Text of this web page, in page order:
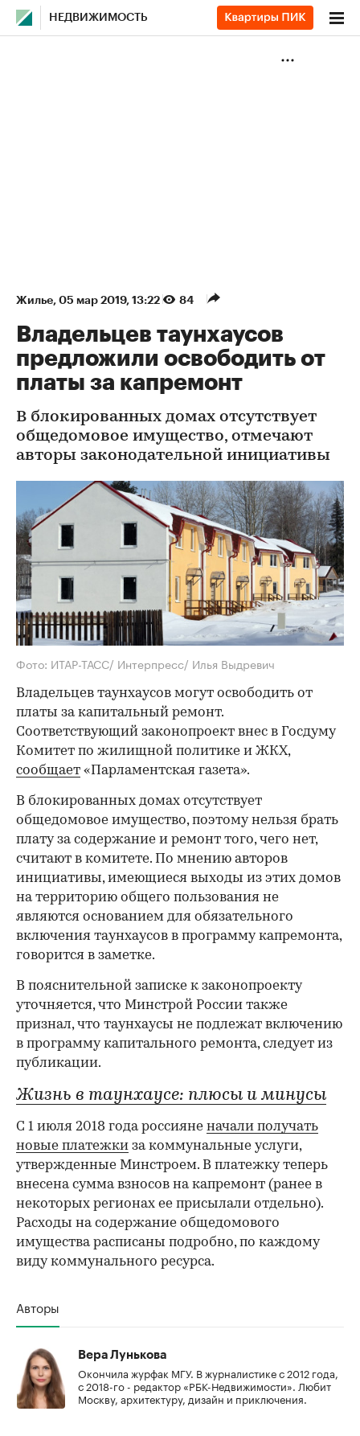
НЕДВИЖИМОСТЬ
Жилье⁠, 05 мар 2019, 13:22 84
Владельцев таунхаусов
предложили освободить от
платы за капремонт
В блокированных домах отсутствует
общедомовое имущество, отмечают
авторы законодательной инициативы
Фото: ИТАР-ТАСС/ Интерпресс/ Илья Выдревич
Владельцев таунхаусов могут освободить от
платы за капитальный ремонт.
Соответствующий законопроект внес в Госдуму
Комитет по жилищной политике и ЖКХ,
сообщает «Парламентская газета».
В блокированных домах отсутствует
общедомовое имущество, поэтому нельзя брать
плату за содержание и ремонт того, чего нет,
считают в комитете. По мнению авторов
инициативы, имеющиеся выходы из этих домов
на территорию общего пользования не
являются основанием для обязательного
включения таунхаусов в программу капремонта,
говорится в заметке.
В пояснительной записке к законопроекту
уточняется, что Минстрой России также
признал, что таунхаусы не подлежат включению
в программу капитального ремонта, следует из
публикации.
Жизнь в таунхаусе: плюсы и минусы
С 1 июля 2018 года россияне начали получать
новые платежки за коммунальные услуги,
утвержденные Минстроем. В платежку теперь
внесена сумма взносов на капремонт (ранее в
некоторых регионах ее присылали отдельно).
Расходы на содержание общедомового
имущества расписаны подробно, по каждому
виду коммунального ресурса.
Авторы
Вера Лунькова
Окончила журфак МГУ. В журналистике с 2012 года,
с 2018-го - редактор «РБК-Недвижимости». Любит
Москву, архитектуру, дизайн и приключения.